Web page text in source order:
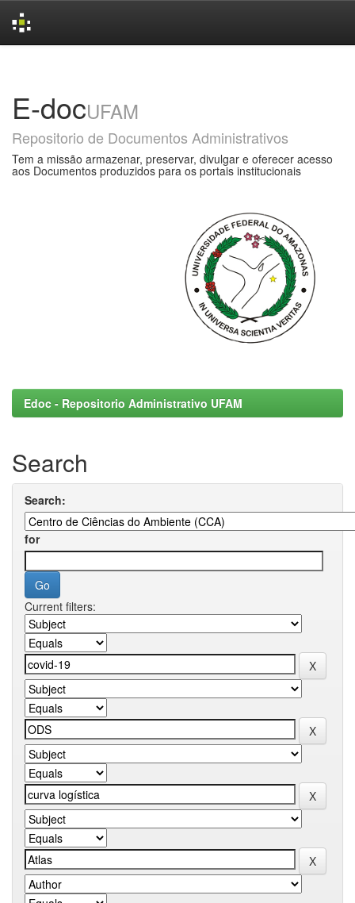
E-docUFAM
Repositorio de Documentos Administrativos
Tem a missão armazenar, preservar, divulgar e oferecer acesso
aos Documentos produzidos para os portais institucionais
Edoc - Repositorio Administrativo UFAM
Search
Search:
for
Current filters: